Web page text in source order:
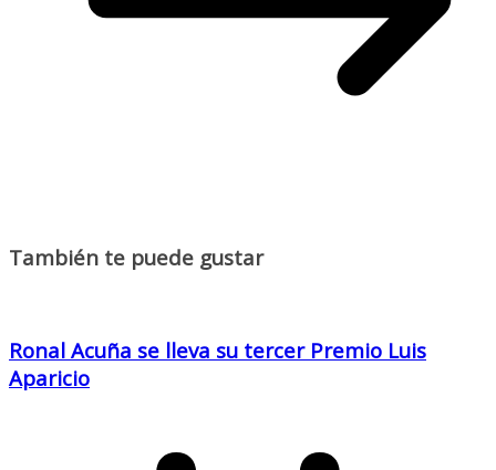
También te puede gustar
Ronal Acuña se lleva su tercer Premio Luis
Aparicio